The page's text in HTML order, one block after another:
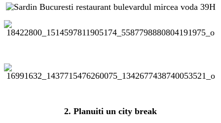
2. Planuiti un city break